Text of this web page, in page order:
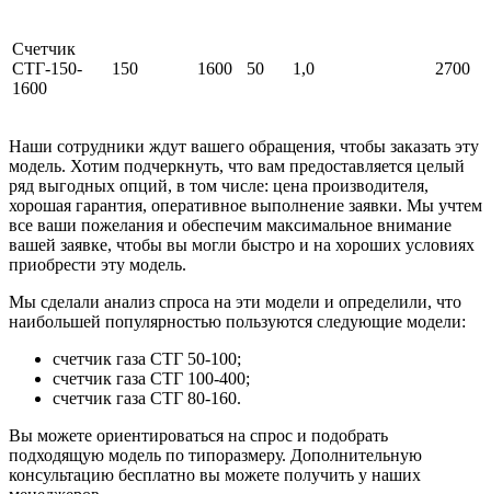
Счетчик
СТГ-150-
1600
150 1600 50 1,0 2700
Наши сотрудники ждут вашего обращения, чтобы заказать эту
модель. Хотим подчеркнуть, что вам предоставляется целый
ряд выгодных опций, в том числе: цена производителя,
хорошая гарантия, оперативное выполнение заявки. Мы учтем
все ваши пожелания и обеспечим максимальное внимание
вашей заявке, чтобы вы могли быстро и на хороших условиях
приобрести эту модель.
Мы сделали анализ спроса на эти модели и определили, что
наибольшей популярностью пользуются следующие модели:
счетчик газа СТГ 50-100;
счетчик газа СТГ 100-400;
счетчик газа СТГ 80-160.
Вы можете ориентироваться на спрос и подобрать
подходящую модель по типоразмеру. Дополнительную
консультацию бесплатно вы можете получить у наших